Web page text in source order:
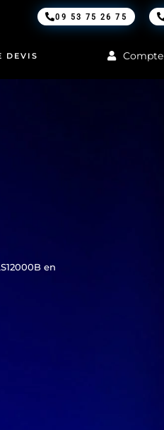
09 53 75 26 75
DEVIS Compte
en